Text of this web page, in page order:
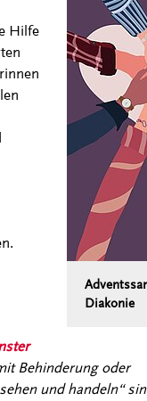
Diakonie
Hilfe
Behinderung oder
und handeln“